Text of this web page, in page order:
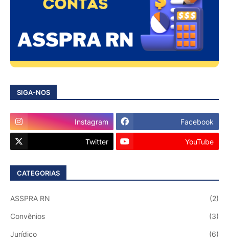
SIGA-NOS
Instagram Facebook
Twitter YouTube
CATEGORIAS
ASSPRA RN (2)
Convênios (3)
Jurídico (6)